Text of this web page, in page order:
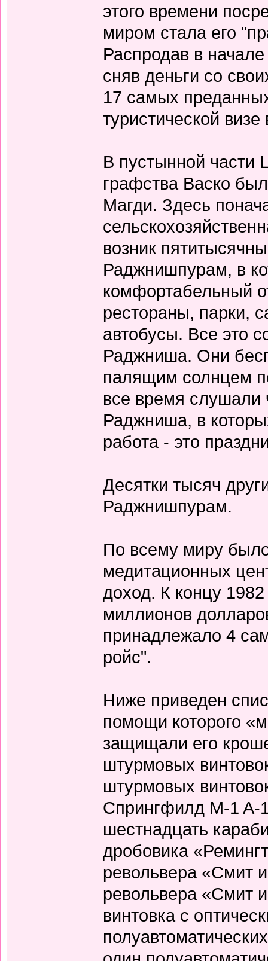
этого времени
миром стала его
Распродав в
сняв деньги со
17 самых
туристической
В пустынной части
графства Васко
Магди. Здесь
возник
Раджнишпурам, в
комфортабельный
рестораны, парки,
автобусы. Все это
Раджниша. Они
палящим солнцем
все время слушали
Раджниша, в
работа - это
Десятки тысяч
Раджнишпурам.
По всему миру
медитационных
доход. К концу 1982
миллионов
принадлежало 4
ройс".
Ниже приведен
помощи которого
защищали его
штурмовых
штурмовых
Спрингфилд M-1 A-
шестнадцать
дробовика
револьвера «Смит
револьвера «Смит
винтовка с